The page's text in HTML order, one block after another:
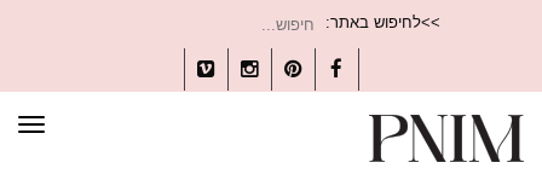
>>לחיפוש באתר:
עבור:
Facebook
Pinterest
Instagram
Vimeo